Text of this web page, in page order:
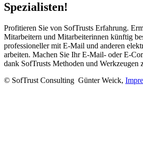
Spezialisten!
Profitieren Sie von SofTrusts Erfahrung.
Mitarbeitern und Mitarbeiterinnen künftig
professioneller mit E-Mail und anderen
arbeiten. Machen Sie Ihr E-Mail- oder E-
dank SofTrusts Methoden und Werkzeugen
© SofTrust Consulting Günter Weick,